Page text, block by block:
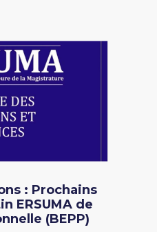
: Prochains
ERSUMA de
(BEPP)